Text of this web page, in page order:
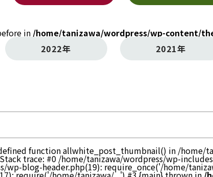
in /home/tanizawa/wordpress/wp-content/
2022年 2021年
function allwhite_post_thumbnail() in /home/
trace: #0 /home/tanizawa/wordpress/wp-
wp-blog-header.php(19): require_once('/home/